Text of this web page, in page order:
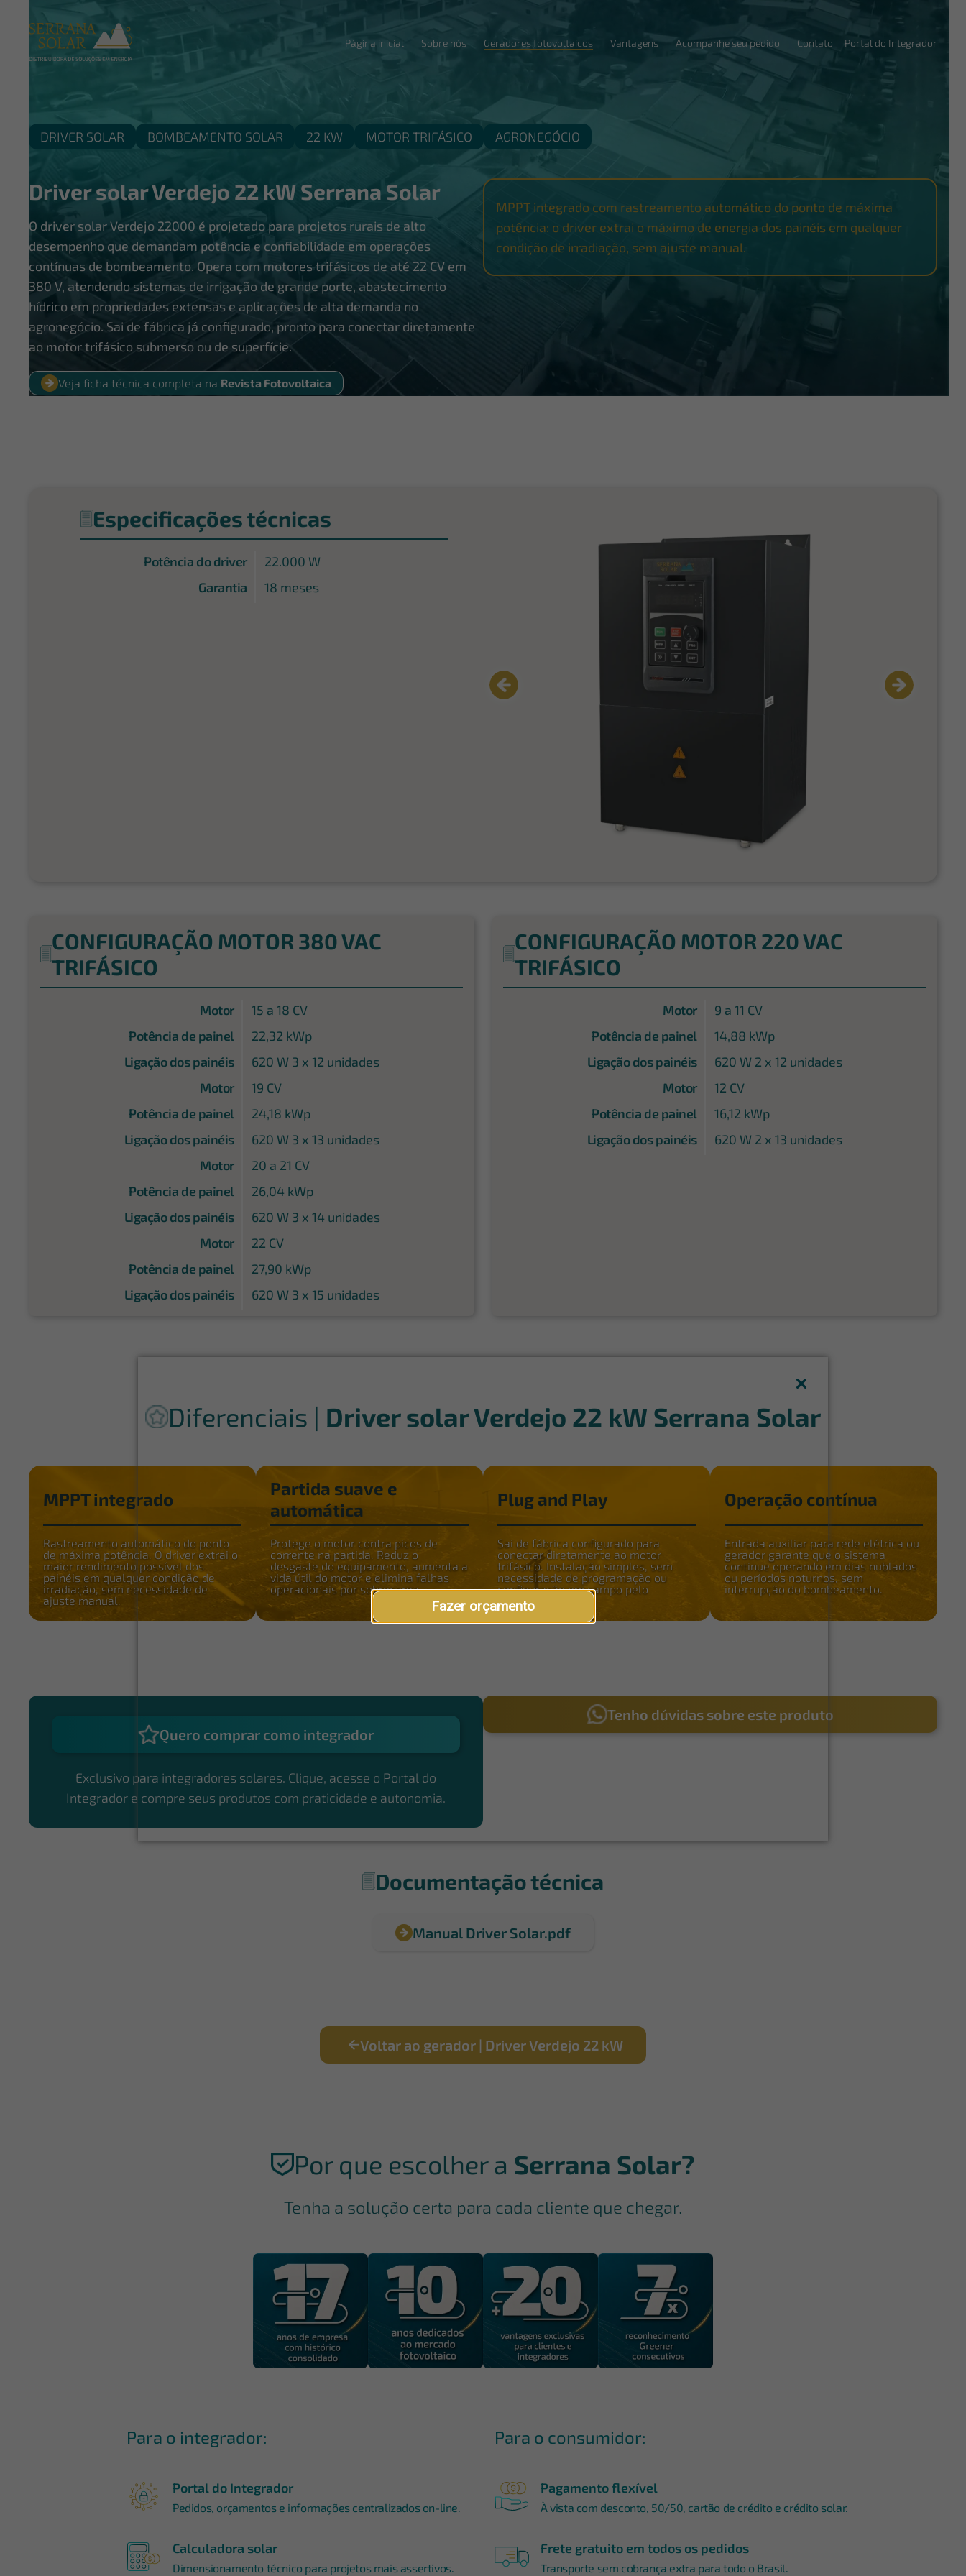
Fazer orçamento
Página inicial Sobre nós Geradores fotovoltaicos Vantagens Acompanhe seu pedido Contato Portal do Integrador
DRIVER SOLAR BOMBEAMENTO SOLAR 22 KW MOTOR TRIFÁSICO AGRONEGÓCIO
Driver solar Verdejo 22 kW Serrana Solar
O driver solar Verdejo 22000 é projetado para projetos rurais de alto
desempenho que demandam potência e confiabilidade em operações
contínuas de bombeamento. Opera com motores trifásicos de até 22 CV em
380 V, atendendo sistemas de irrigação de grande porte, abastecimento
hídrico em propriedades extensas e aplicações de alta demanda no
agronegócio. Sai de fábrica já configurado, pronto para conectar diretamente
ao motor trifásico submerso ou de superfície.
MPPT integrado com rastreamento automático do ponto de máxima
potência: o driver extrai o máximo de energia dos painéis em qualquer
condição de irradiação, sem ajuste manual.
Veja ficha técnica completa na Revista Fotovoltaica
Especificações técnicas
Potência do driver
22.000 W
Garantia
18 meses
CONFIGURAÇÃO MOTOR 380 VAC
TRIFÁSICO
Motor
15 a 18 CV
Potência de painel
22,32 kWp
Ligação dos painéis
620 W 3 x 12 unidades
Motor
19 CV
Potência de painel
24,18 kWp
Ligação dos painéis
620 W 3 x 13 unidades
Motor
20 a 21 CV
Potência de painel
26,04 kWp
Ligação dos painéis
620 W 3 x 14 unidades
Motor
22 CV
Potência de painel
27,90 kWp
Ligação dos painéis
620 W 3 x 15 unidades
CONFIGURAÇÃO MOTOR 220 VAC
TRIFÁSICO
Motor
9 a 11 CV
Potência de painel
14,88 kWp
Ligação dos painéis
620 W 2 x 12 unidades
Motor
12 CV
Potência de painel
16,12 kWp
Ligação dos painéis
620 W 2 x 13 unidades
Diferenciais | Driver solar Verdejo 22 kW Serrana Solar
MPPT integrado
Rastreamento automático do ponto
de máxima potência. O driver extrai o
maior rendimento possível dos
painéis em qualquer condição de
irradiação, sem necessidade de
ajuste manual.
Partida suave e
automática
Protege o motor contra picos de
corrente na partida. Reduz o
desgaste do equipamento, aumenta a
vida útil do motor e elimina falhas
operacionais por sobrecarga.
Plug and Play
Sai de fábrica configurado para
conectar diretamente ao motor
trifásico. Instalação simples, sem
necessidade de programação ou
configuração em campo pelo
integrador.
Operação contínua
Entrada auxiliar para rede elétrica ou
gerador garante que o sistema
continue operando em dias nublados
ou períodos noturnos, sem
interrupção do bombeamento.
Quero comprar como integrador
Exclusivo para integradores solares. Clique, acesse o Portal do
Integrador e compre seus produtos com praticidade e autonomia.
Tenho dúvidas sobre este produto
Documentação técnica
Manual Driver Solar.pdf
Voltar ao gerador | Driver Verdejo 22 kW
Por que escolher a Serrana Solar?
Tenha a solução certa para cada cliente que chegar.
Para o integrador:
Portal do Integrador
Pedidos, orçamentos e informações centralizados on-line.
Calculadora solar
Dimensionamento técnico para projetos mais assertivos.
Para o consumidor:
Pagamento flexível
À vista com desconto, 50/50, cartão de crédito e crédito solar.
Frete gratuito em todos os pedidos
Transporte sem cobrança extra para todo o Brasil.